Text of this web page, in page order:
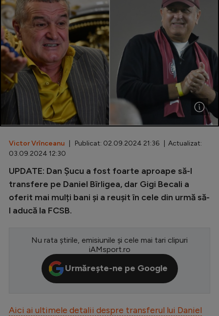
Cupa României
Echipa Națională
U21
Fotbal feminin
Special
Diverse
Inedit
Clasamente
Champions League
Europa League
CM 2026
Premier League
LaLiga
Bundesliga
Victor Vrînceanu | Publicat: 02.09.2024 21:36 | Actualizat:
03.09.2024 12:30
UPDATE: Dan Șucu a fost foarte aproape să-l
transfere pe Daniel Bîrligea, dar Gigi Becali a
oferit mai mulți bani și a reușit în cele din urmă să-
l aducă la FCSB.
Nu rata știrile, emisiunile și cele mai tari clipuri
iAMsport.ro
Urmărește-ne pe Google
Aici ai ultimele detalii despre transferul lui Daniel